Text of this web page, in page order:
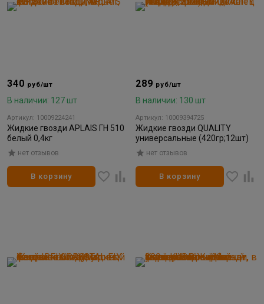
340 руб/шт
В наличии: 127 шт
Артикул: 10009224241
Жидкие гвозди APLAIS ГН 510
белый 0,4кг
нет отзывов
В корзину
289 руб/шт
В наличии: 130 шт
Артикул: 10009394725
Жидкие гвозди QUALITY
универсальные (420гр;12шт)
нет отзывов
В корзину